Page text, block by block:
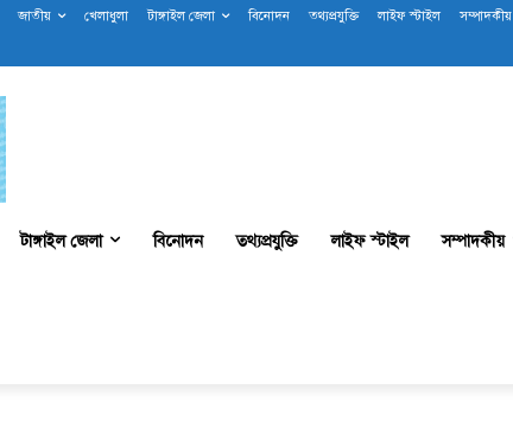
জাতীয় খেলাধুলা টাঙ্গাইল জেলা বিনোদন তথ্যপ্রযুক্তি লাইফ স্টাইল সম্পাদকীয়
টাঙ্গাইল জেলা বিনোদন তথ্যপ্রযুক্তি লাইফ স্টাইল সম্পাদকীয়